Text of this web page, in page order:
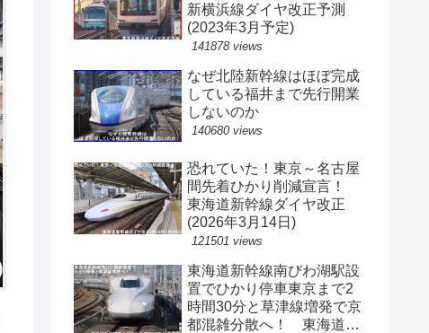
新横浜線ダイヤ改正予測
(2023年3月予定)
141878 views
なぜ北陸新幹線はほぼ完成
している福井まで先行開業
しないのか
140680 views
恐れていた！東京～名古屋
間先着ひかり削減宣言！
東海道新幹線ダイヤ改正
(2026年3月14日)
121501 views
東海道新幹線南びわ湖駅設
置でひかり停車東京まで2
時間30分と草津線増発で京
都混雑分散へ！ 東海道新